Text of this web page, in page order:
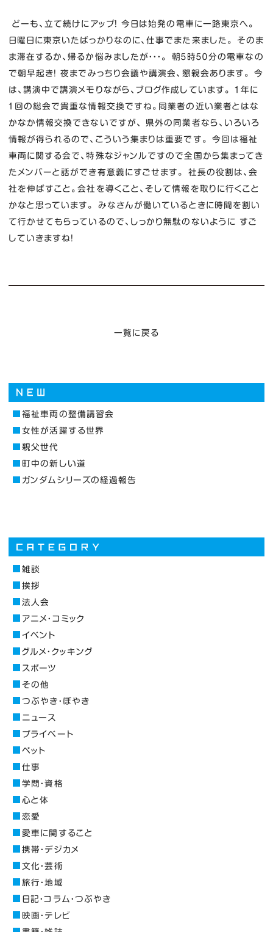
どーも、立て続けにアップ！ 今日は始発の電車に一路東京へ。
日曜日に東京いたばっかりなのに、仕事でまた来ました。 そのま
ま滞在するか、帰るか悩みましたが・・・。 朝５時５０分の電車なの
で朝早起き！ 夜までみっちり会議や講演会、懇親会あります。 今
は、講演中で講演メモりながら、ブログ作成しています。 １年に
１回の総会で貴重な情報交換ですね。同業者の近い業者とはな
かなか情報交換できないですが、 県外の同業者なら、いろいろ
情報が得られるので、こういう集まりは重要です。 今回は福祉
車両に関する会で、特殊なジャンルですので全国から集まってき
たメンバーと話ができ有意義にすごせます。 社長の役割は、会
社を伸ばすこと。会社を導くこと、そして情報を取りに行くこと
かなと思っています。 みなさんが働いているときに時間を割い
て行かせてもらっているので、しっかり無駄のないように すご
していきますね！
一覧に戻る
福祉車両の整備講習会
女性が活躍する世界
親父世代
町中の新しい道
ガンダムシリーズの経過報告
雑談
挨拶
法人会
アニメ・コミック
イベント
グルメ・クッキング
スポーツ
その他
つぶやき・ぼやき
ニュース
プライベート
ペット
仕事
学問・資格
心と体
恋愛
愛車に関すること
携帯・デジカメ
文化・芸術
旅行・地域
日記・コラム・つぶやき
映画・テレビ